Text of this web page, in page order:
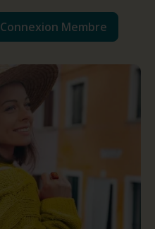
Connexion Membre